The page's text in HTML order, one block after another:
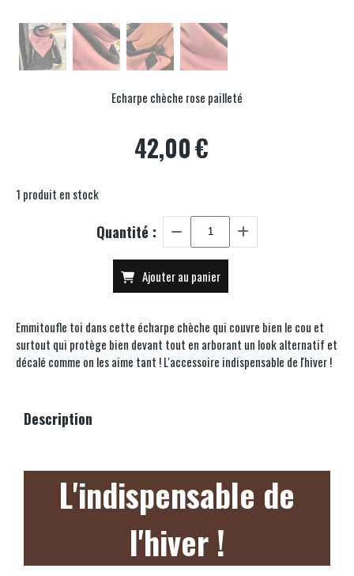
Echarpe chèche rose pailleté
42,00€
1 produit en stock
Quantité :
Ajouter au panier
Emmitoufle toi dans cette écharpe chèche qui couvre bien le cou et
surtout qui protège bien devant tout en arborant un look alternatif et
décalé comme on les aime tant ! L'accessoire indispensable de l'hiver !
Description
L'indispensable de
l'hiver !